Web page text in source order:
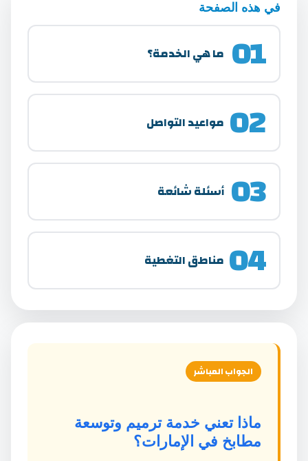
في هذه الصفحة
01 ما هي الخدمة؟
02 مواعيد التواصل
03 أسئلة شائعة
04 مناطق التغطية
الجواب المباشر
ماذا تعني خدمة ترميم وتوسعة
مطابخ في الإمارات؟